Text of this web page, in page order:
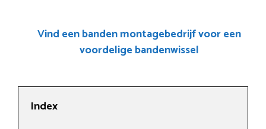
Vind een banden montagebedrijf voor een
voordelige bandenwissel
Index